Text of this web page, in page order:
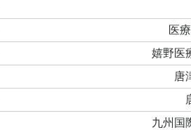
医
嬉野医
唐
九州国